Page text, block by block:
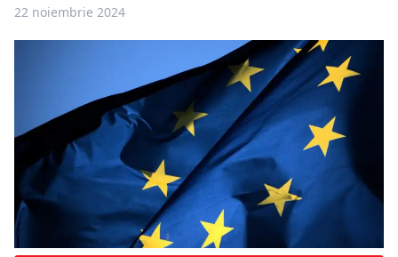
22 noiembrie 2024